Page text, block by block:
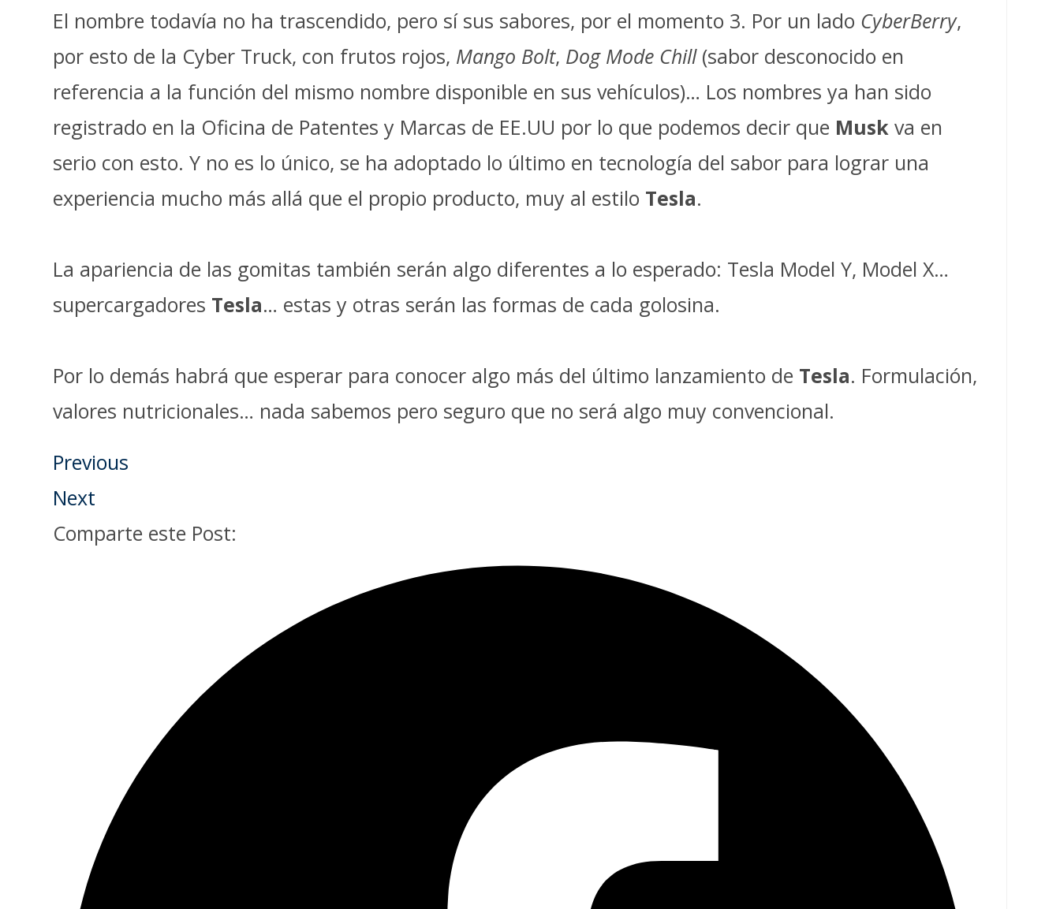
El nombre todavía no ha trascendido, pero sí sus sabores, por el momento 3. Por un lado CyberBerry,
por esto de la Cyber Truck, con frutos rojos, Mango Bolt, Dog Mode Chill(sabor desconocido en
referencia a la función del mismo nombre disponible en sus vehículos)… Los nombres ya han sido
registrado en la Oficina de Patentes y Marcas de EE.UU por lo que podemos decir que Musk va en
serio con esto. Y no es lo único, se ha adoptado lo último en tecnología del sabor para lograr una
experiencia mucho más allá que el propio producto, muy al estilo Tesla.
La apariencia de las gomitas también serán algo diferentes a lo esperado: Tesla Model Y, Model X…
supercargadores Tesla… estas y otras serán las formas de cada golosina.
Por lo demás habrá que esperar para conocer algo más del último lanzamiento de Tesla. Formulación,
valores nutricionales… nada sabemos pero seguro que no será algo muy convencional.
Previous
Next
Comparte este Post: